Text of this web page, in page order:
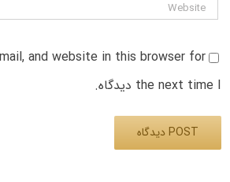
and website in this browser for
the next time I دیدگاه.